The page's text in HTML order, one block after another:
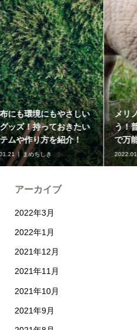
メリノウールの下着を着よ
う！普段着からアウトドアま
で万能のサステナブル素材
2022.01.14 まめちしき
アーカイブ
2022年3月
2022年1月
2021年12月
2021年11月
2021年10月
2021年9月